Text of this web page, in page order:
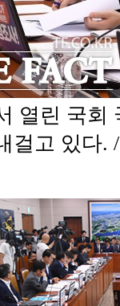
열린 국회
걸고 있다.